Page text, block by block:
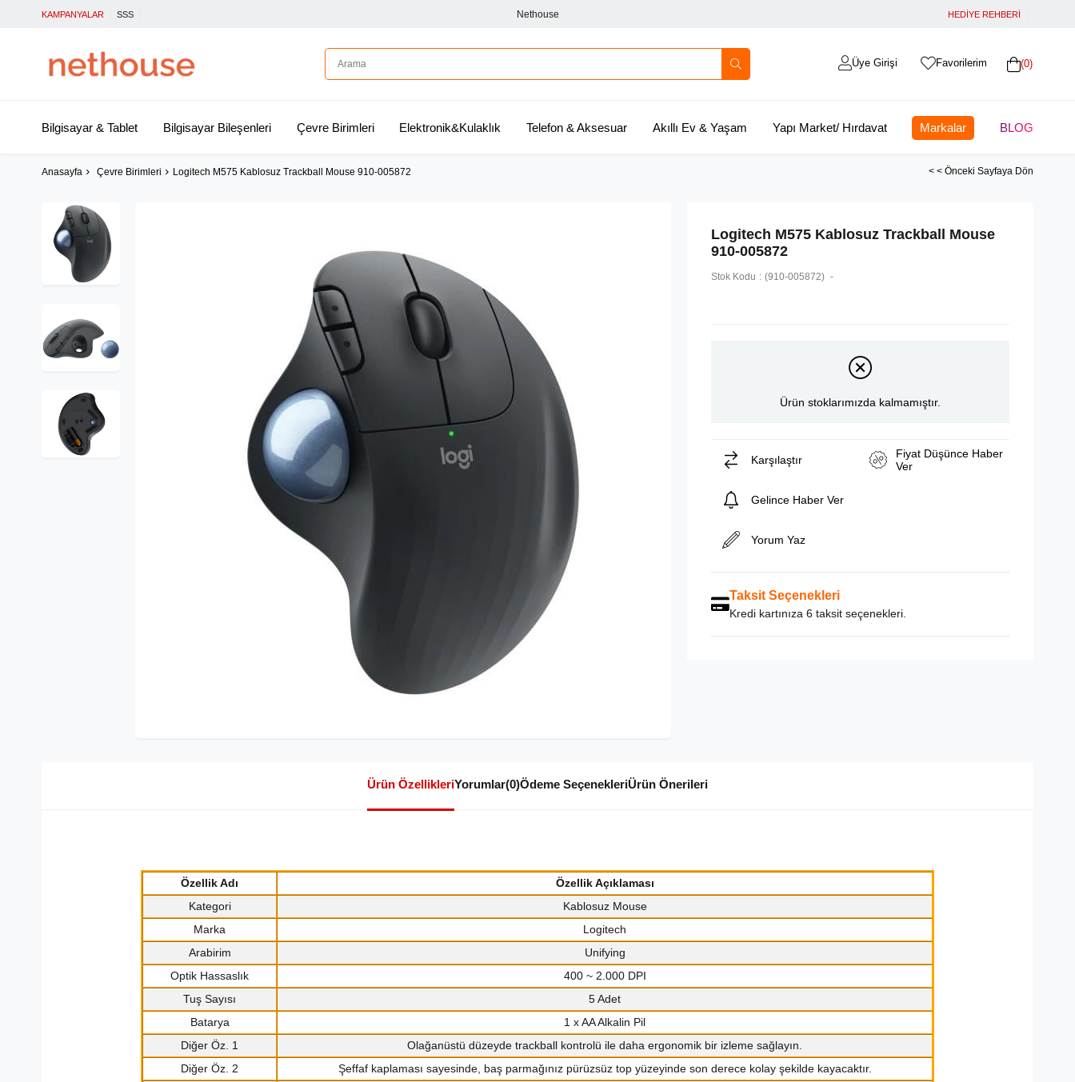
KAMPANYALAR SSS Nethouse HEDİYE REHBERİ
0
Favorilerim
Üye Girişi
Bilgisayar & Tablet Bilgisayar Bileşenleri Çevre Birimleri Elektronik&Kulaklık Telefon & Aksesuar Akıllı Ev & Yaşam Yapı Market/ Hırdavat Markalar BLOG
Anasayfa Çevre Birimleri Logitech M575 Kablosuz Trackball Mouse 910-005872 < < Önceki Sayfaya Dön
Logitech M575 Kablosuz Trackball Mouse
910-005872
Stok Kodu (910-005872)
Ürün stoklarımızda kalmamıştır.
Karşılaştır
Fiyat Düşünce Haber
Ver
Gelince Haber Ver
Yorum Yaz
Taksit Seçenekleri
Kredi kartınıza 6 taksit seçenekleri.
Ürün ÖzellikleriYorumlar(0)Ödeme SeçenekleriÜrün Önerileri
Özellik Adı
Özellik Açıklaması
Kategori
Kablosuz Mouse
Marka
Logitech
Arabirim
Unifying
Optik Hassaslık
400 ~ 2.000 DPI
Tuş Sayısı
5 Adet
Batarya
1 x AA Alkalin Pil
Diğer Öz. 1
Olağanüstü düzeyde trackball kontrolü ile daha ergonomik bir izleme sağlayın.
Diğer Öz. 2
Şeffaf kaplaması sayesinde, baş parmağınız pürüzsüz top yüzeyinde son derece kolay şekilde kayacaktır.